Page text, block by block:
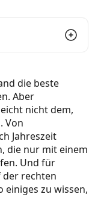
in Island
die beste
Aber
nicht dem,
Von
Jahreszeit
die nur mit einem
Und für
der rechten
einiges zu wissen,